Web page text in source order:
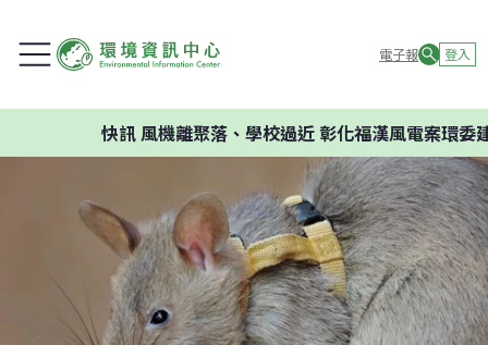
電子報 登入
快訊風機離聚落、學校過近 彰化福漢風電案環委建議